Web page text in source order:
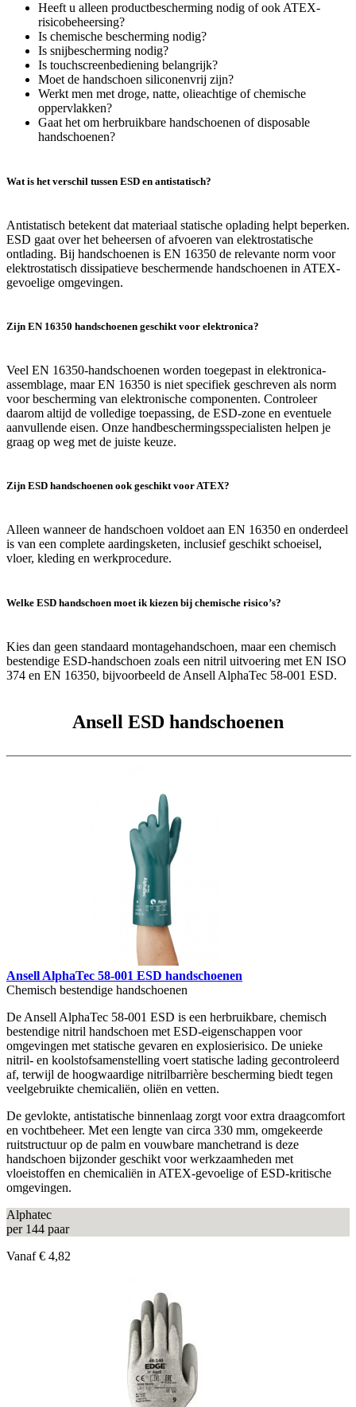
Heeft u alleen productbescherming nodig of ook ATEX-
risicobeheersing?
Is chemische bescherming nodig?
Is snijbescherming nodig?
Is touchscreenbediening belangrijk?
Moet de handschoen siliconenvrij zijn?
Werkt men met droge, natte, olieachtige of chemische
oppervlakken?
Gaat het om herbruikbare handschoenen of disposable
handschoenen?
Wat is het verschil tussen ESD en antistatisch?
Antistatisch betekent dat materiaal statische oplading helpt beperken.
ESD gaat over het beheersen of afvoeren van elektrostatische
ontlading. Bij handschoenen is EN 16350 de relevante norm voor
elektrostatisch dissipatieve beschermende handschoenen in ATEX-
gevoelige omgevingen.
Zijn EN 16350 handschoenen geschikt voor elektronica?
Veel EN 16350-handschoenen worden toegepast in elektronica-
assemblage, maar EN 16350 is niet specifiek geschreven als norm
voor bescherming van elektronische componenten. Controleer
daarom altijd de volledige toepassing, de ESD-zone en eventuele
aanvullende eisen. Onze handbeschermingsspecialisten helpen je
graag op weg met de juiste keuze.
Zijn ESD handschoenen ook geschikt voor ATEX?
Alleen wanneer de handschoen voldoet aan EN 16350 en onderdeel
is van een complete aardingsketen, inclusief geschikt schoeisel,
vloer, kleding en werkprocedure.
Welke ESD handschoen moet ik kiezen bij chemische risico’s?
Kies dan geen standaard montagehandschoen, maar een chemisch
bestendige ESD-handschoen zoals een nitril uitvoering met EN ISO
374 en EN 16350, bijvoorbeeld de Ansell AlphaTec 58-001 ESD.
Ansell ESD handschoenen
Ansell AlphaTec 58-001 ESD handschoenen
Chemisch bestendige handschoenen
De Ansell AlphaTec 58-001 ESD is een herbruikbare, chemisch
bestendige nitril handschoen met ESD-eigenschappen voor
omgevingen met statische gevaren en explosierisico. De unieke
nitril- en koolstofsamenstelling voert statische lading gecontroleerd
af, terwijl de hoogwaardige nitrilbarrière bescherming biedt tegen
veelgebruikte chemicaliën, oliën en vetten.
De gevlokte, antistatische binnenlaag zorgt voor extra draagcomfort
en vochtbeheer. Met een lengte van circa 330 mm, omgekeerde
ruitstructuur op de palm en vouwbare manchetrand is deze
handschoen bijzonder geschikt voor werkzaamheden met
vloeistoffen en chemicaliën in ATEX-gevoelige of ESD-kritische
omgevingen.
Alphatec
per 144 paar
Vanaf € 4,82